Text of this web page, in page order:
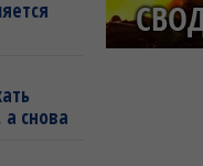
снова